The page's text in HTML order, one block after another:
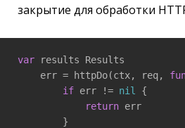
закрытие для обработки
var results Results
    err = httpDo(ctx, req,
if err != nil
{
return err
        }